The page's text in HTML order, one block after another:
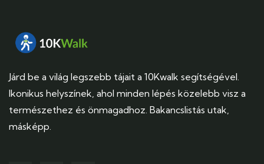
Járd be a világ legszebb tájait a 10Kwalk segítségével.
Ikonikus helyszínek, ahol minden lépés közelebb visz a
természethez és önmagadhoz. Bakancslistás utak,
másképp.